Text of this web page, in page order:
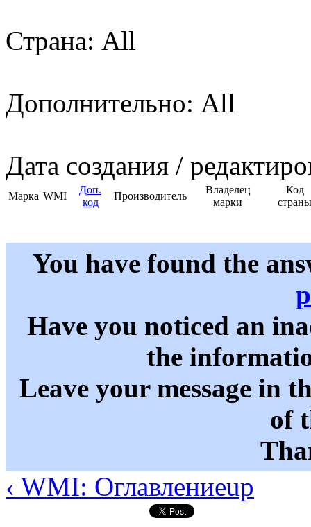
Страна: All
Дополнительно: All
Дата создания /
Марка WMI
Доп.
код
Производитель
Владелец
марки
Код
страны
You have found the
Have you noticed an
the
Leave your message in
of
‹ WMI: Оглавлениеup